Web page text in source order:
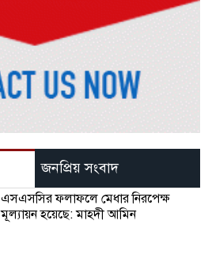
জনপ্রিয় সংবাদ
এসএসসির ফলাফলে মেধার নিরপেক্ষ
মূল্যায়ন হয়েছে: মাহ্দী আমিন